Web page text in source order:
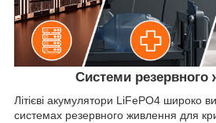
Системи резервного
Літієві акумулятори LiFePO4 широко
системах резервного живлення для